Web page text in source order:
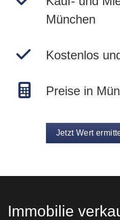
München
Kostenlos
Preise in
Jetzt Wert
Immobilie